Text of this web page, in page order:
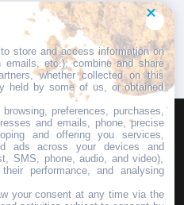
COMUNICATO STAMPA
to store and access information on
etc.), combine and share
whether collected on this
held by some of us, or obtained
preferences, purchases,
and emails, phone, precise
and offering you services,
ads across your devices and
SMS, phone, audio, and video),
performance, and analysing
your consent at any time via the